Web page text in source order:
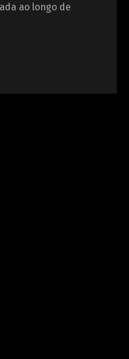
ao longo de